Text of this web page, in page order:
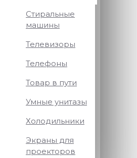
Стиральные
машины
Телевизоры
Телефоны
Товар в пути
Умные унитазы
Холодильники
Экраны для
проекторов